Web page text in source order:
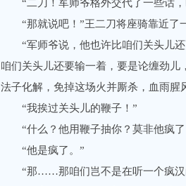
“二刀！军师爷格外交代了一些话，
“那就说吧！”王二刀将座骑靠近了一
“军师爷说，他也许比咱们关头儿还
咱们关头儿还要输一着，要是论缠劲
法子化解，免掉这场火并厮杀，血雨腥
“我挨过关头儿的鞭子！”
“什么？他用鞭子抽你？莫非他疯了
“他是疯了。”
“那……那咱们岂不是在听一个疯汉